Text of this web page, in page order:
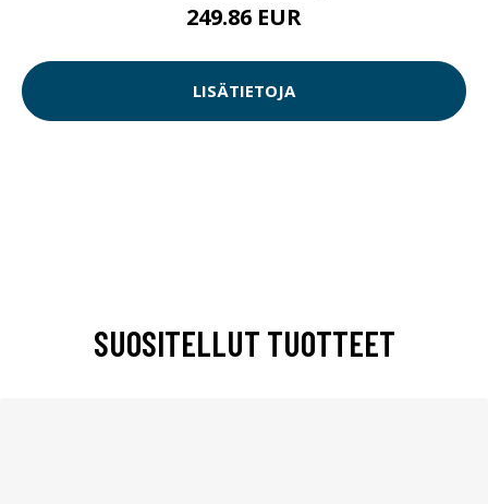
249.86 EUR
LISÄTIETOJA
SUOSITELLUT TUOTTEET